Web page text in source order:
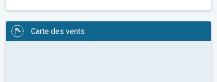
Carte des vents